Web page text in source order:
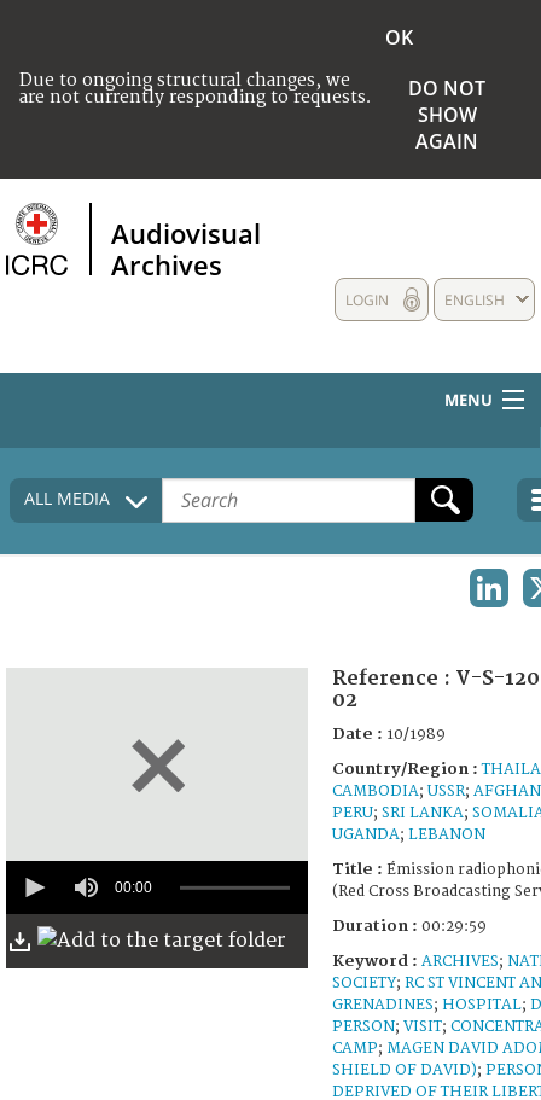
Due to ongoing structural changes, we
are not currently responding to requests.
OK
DO NOT
SHOW
AGAIN
Audiovisual
Archives
ENGLISH
LOGIN
MENU
HOME
COLLECTIONS DESCRIPTION
ALL MEDIA
seconds
minutes,
55
00:00
Reference : V-S-
02
Date : 10/1989
Country/Region :
CAMBODIA; USSR;
PERU; SRI LANKA;
UGANDA; LEBANON
Title : Émission
(Red Cross Broadcasting
Duration : 00:29:59
Keyword : ARCHIVES;
SOCIETY; RC ST VINCENT
GRENADINES; HOSPITAL;
PERSON; VISIT;
CAMP; MAGEN DAVID
SHIELD OF DAVID);
DEPRIVED OF THEIR